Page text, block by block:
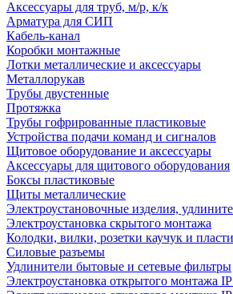
Аксессуары для труб, м/р, к/к
Арматура для СИП
Кабель-канал
Коробки монтажные
Лотки металлические и аксессуары
Металлорукав
Трубы двустенные
Протяжка
Трубы гофрированные пластиковые
Устройства подачи команд и сигналов
Щитовое оборудование и аксессуары
Аксессуары для щитового оборудования
Боксы пластиковые
Щиты металлические
Электроустановочные изделия,
Электроустановка скрытого монтажа
Колодки, вилки, розетки каучук и
Силовые разъемы
Удлинители бытовые и сетевые фильтры
Электроустановка открытого монтажа